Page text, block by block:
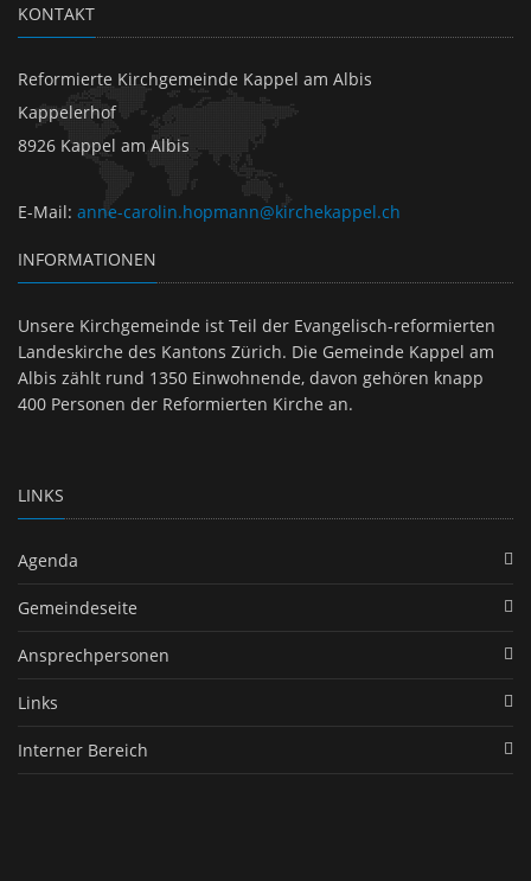
KONTAKT
Reformierte Kirchgemeinde Kappel am Albis
Kappelerhof
8926 Kappel am Albis
E-Mail: anne-carolin.hopmann@kirchekappel.ch
INFORMATIONEN
Unsere Kirchgemeinde ist Teil der Evangelisch-reformierten
Landeskirche des Kantons Zürich. Die Gemeinde Kappel am
Albis zählt rund 1350 Einwohnende, davon gehören knapp
400 Personen der Reformierten Kirche an.
LINKS
Agenda
Gemeindeseite
Ansprechpersonen
Links
Interner Bereich